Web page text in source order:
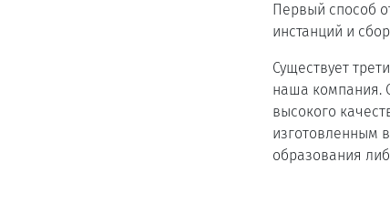
Первый способ
инстанций и
Существует
наша компания.
высокого
изготовленным
образования